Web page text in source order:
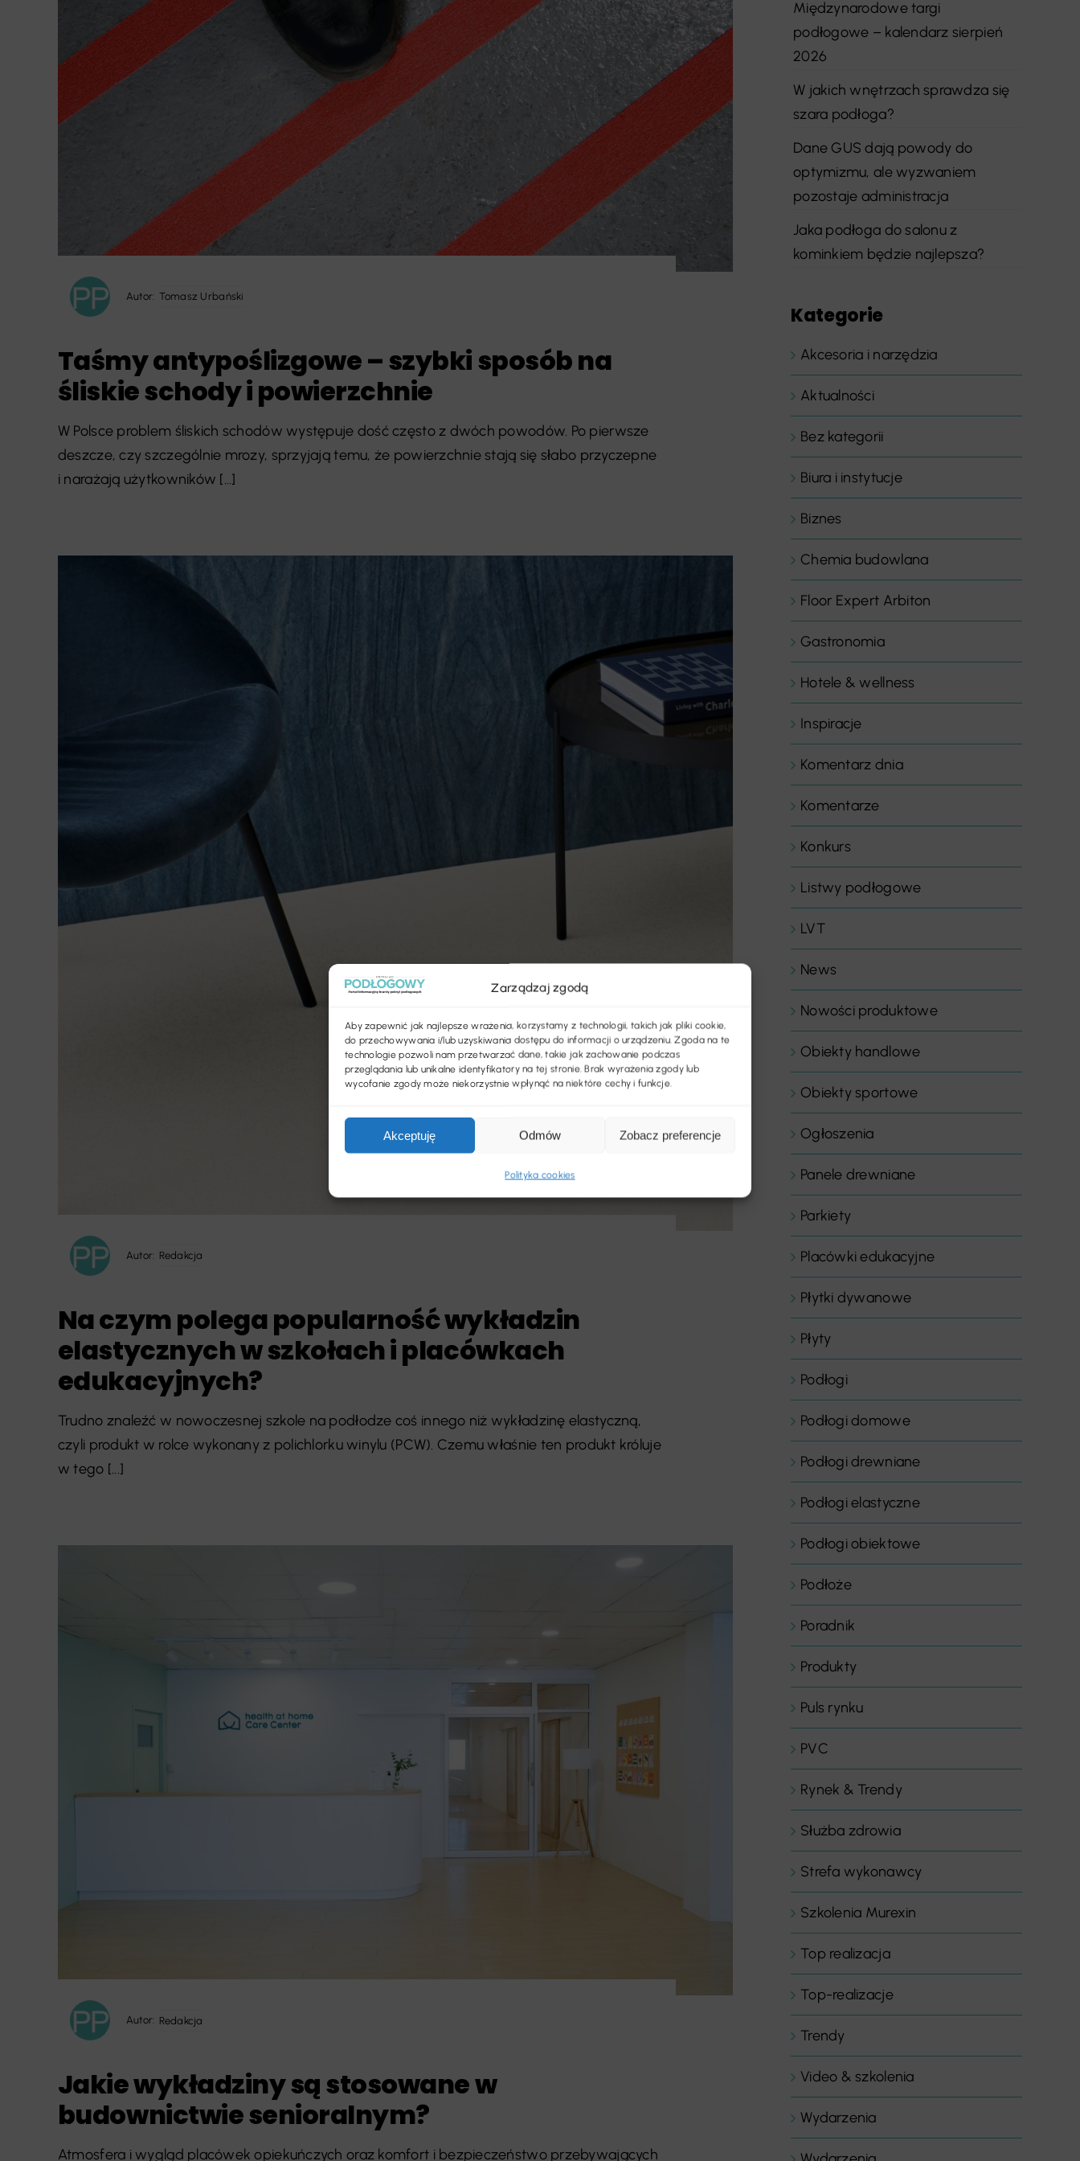
Zarządzaj zgodą
Aby zapewnić jak najlepsze wrażenia, korzystamy z technologii, takich jak pliki cookie,
do przechowywania i/lub uzyskiwania dostępu do informacji o urządzeniu. Zgoda na te
technologie pozwoli nam przetwarzać dane, takie jak zachowanie podczas
przeglądania lub unikalne identyfikatory na tej stronie. Brak wyrażenia zgody lub
wycofanie zgody może niekorzystnie wpłynąć na niektóre cechy i funkcje.
Akceptuję Odmów Zobacz preferencje
Polityka cookies
Autor: Tomasz Urbański
Taśmy antypoślizgowe – szybki sposób na
śliskie schody i powierzchnie
W Polsce problem śliskich schodów występuje dość często z dwóch powodów. Po pierwsze
deszcze, czy szczególnie mrozy, sprzyjają temu, że powierzchnie stają się słabo przyczepne
i narażają użytkowników [...]
Autor: Redakcja
Na czym polega popularność wykładzin
elastycznych w szkołach i placówkach
edukacyjnych?
Trudno znaleźć w nowoczesnej szkole na podłodze coś innego niż wykładzinę elastyczną,
czyli produkt w rolce wykonany z polichlorku winylu (PCW). Czemu właśnie ten produkt króluje
w tego [...]
Autor: Redakcja
Jakie wykładziny są stosowane w
budownictwie senioralnym?
Atmosfera i wygląd placówek opiekuńczych oraz komfort i bezpieczeństwo przebywających
Międzynarodowe targi
podłogowe – kalendarz sierpień
2026
W jakich wnętrzach sprawdza się
szara podłoga?
Dane GUS dają powody do
optymizmu, ale wyzwaniem
pozostaje administracja
Jaka podłoga do salonu z
kominkiem będzie najlepsza?
Kategorie
Akcesoria i narzędzia
Aktualności
Bez kategorii
Biura i instytucje
Biznes
Chemia budowlana
Floor Expert Arbiton
Gastronomia
Hotele & wellness
Inspiracje
Komentarz dnia
Komentarze
Konkurs
Listwy podłogowe
LVT
News
Nowości produktowe
Obiekty handlowe
Obiekty sportowe
Ogłoszenia
Panele drewniane
Parkiety
Placówki edukacyjne
Płytki dywanowe
Płyty
Podłogi
Podłogi domowe
Podłogi drewniane
Podłogi elastyczne
Podłogi obiektowe
Podłoże
Poradnik
Produkty
Puls rynku
PVC
Rynek & Trendy
Służba zdrowia
Strefa wykonawcy
Szkolenia Murexin
Top realizacja
Top-realizacje
Trendy
Video & szkolenia
Wydarzenia